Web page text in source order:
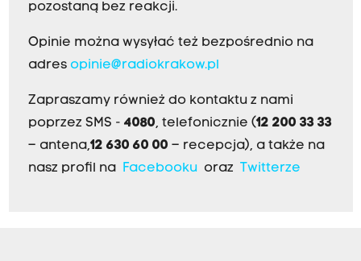
pozostaną bez reakcji.
Opinie można wysyłać też bezpośrednio na
adres opinie@radiokrakow.pl
Zapraszamy również do kontaktu z nami
poprzez SMS - 4080, telefonicznie (12 200 33 33
– antena,12 630 60 00 – recepcja), a także na
nasz profil na Facebookuoraz Twitterze